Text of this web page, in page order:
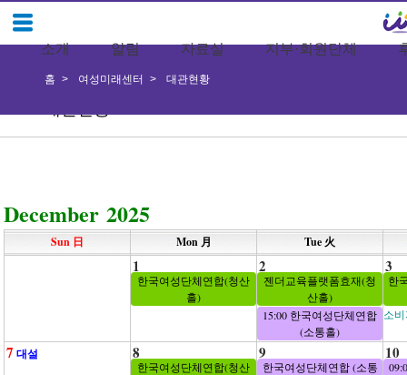
소개 알림 자료실 지부·회원단체
홈 여성미래센터 대관현황
December 2025
Sun 日 Mon 月 Tue 火
1
한국여성단체연합(청산
홀)
2
젠더교육플랫폼효재(청
산홀)
15:00 한국여성단체연합
(소통홀)
3
한
소
7 대설 8
한국여성단체연합(청산
9
한국여성단체연합 (소통
10